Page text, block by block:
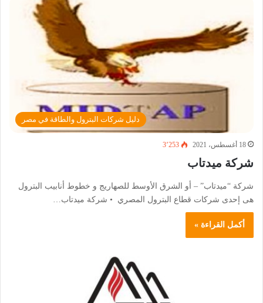
دليل شركات البترول والطاقة في مصر
18 أغسطس، 2021 3٬253
شركة ميدتاب
شركة “ميدتاب” – أو الشرق الأوسط للصهاريج و خطوط أنابيب البترول
هى إحدى شركات قطاع البترول المصري • شركة ميدتاب…
أكمل القراءة »